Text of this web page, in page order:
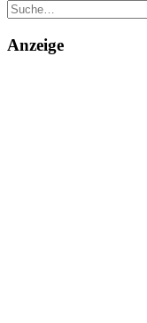
Suche
Anzeige